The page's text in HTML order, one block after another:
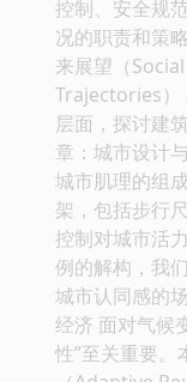
控制、安全规
况的职责和策
来展望（
Trajectories）
层面，探讨建
章：城市设计
城市肌理的组
架，包括步行
控制对城市活
例的解构，我
城市认同感的
经济 面对气候
性”至关重要。